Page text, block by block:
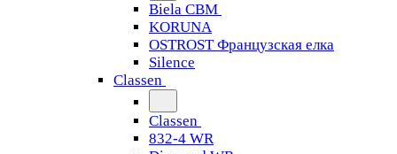
Biela CBM
KORUNA
OSTROST Французская елка
Silence
Classen
Classen
832-4 WR